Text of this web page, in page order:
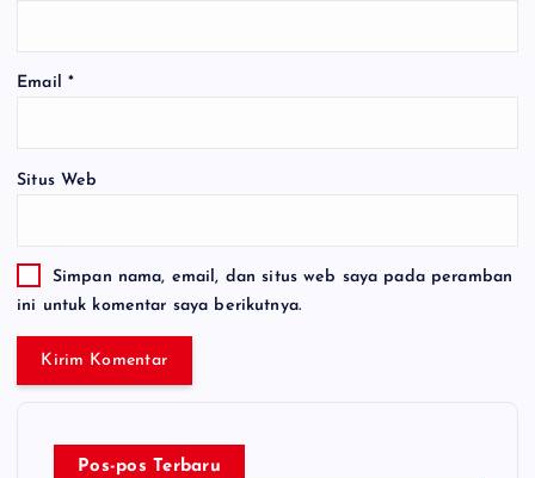
Email *
Situs Web
Simpan nama, email, dan situs web saya pada peramban
ini untuk komentar saya berikutnya.
Pos-pos Terbaru